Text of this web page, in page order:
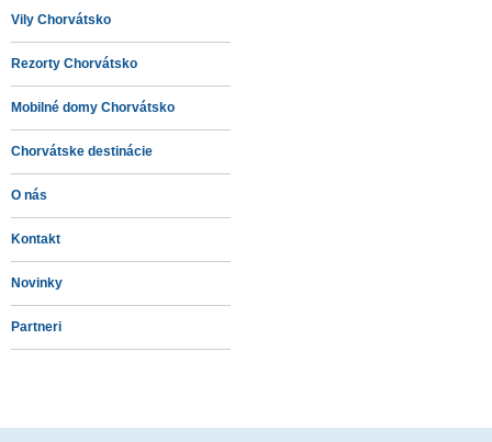
Vily Chorvátsko
Rezorty Chorvátsko
Mobilné domy Chorvátsko
Chorvátske destinácie
O nás
Kontakt
Novinky
Partneri